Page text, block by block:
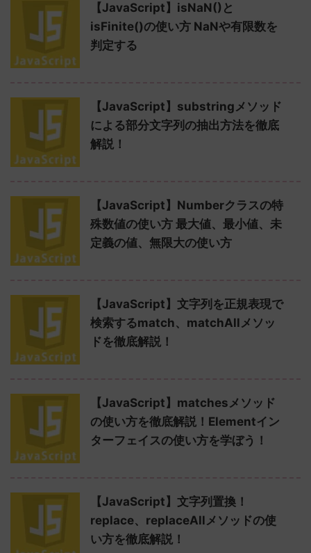
【JavaScript】isNaN()と
isFinite()の使い方 NaNや有限数を
判定する
【JavaScript】substringメソッド
による部分文字列の抽出方法を徹底
解説！
【JavaScript】Numberクラスの特
殊数値の使い方 最大値、最小値、未
定義の値、無限大の使い方
【JavaScript】文字列を正規表現で
検索するmatch、matchAllメソッ
ドを徹底解説！
【JavaScript】matchesメソッド
の使い方を徹底解説！Elementイン
ターフェイスの使い方を学ぼう！
【JavaScript】文字列置換！
replace、replaceAllメソッドの使
い方を徹底解説！